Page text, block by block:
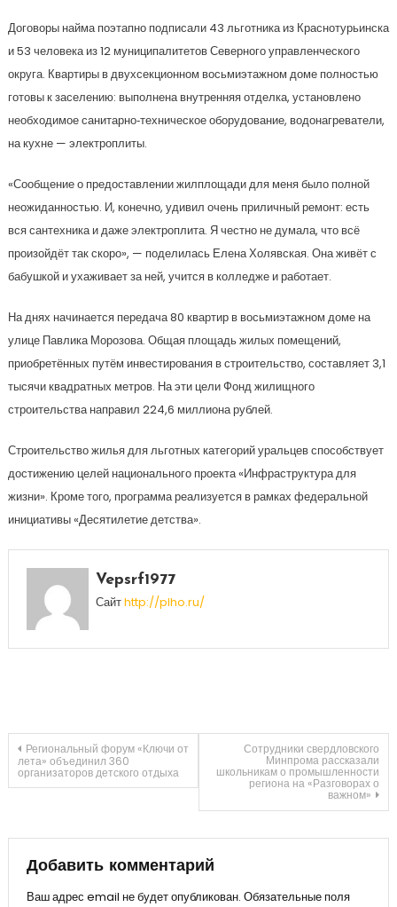
Договоры найма поэтапно подписали 43 льготника из Краснотурьинска
и 53 человека из 12 муниципалитетов Северного управленческого
округа. Квартиры в двухсекционном восьмиэтажном доме полностью
готовы к заселению: выполнена внутренняя отделка, установлено
необходимое санитарно‑техническое оборудование, водонагреватели,
на кухне — электроплиты.
«Сообщение о предоставлении жилплощади для меня было полной
неожиданностью. И, конечно, удивил очень приличный ремонт: есть
вся сантехника и даже электроплита. Я честно не думала, что всё
произойдёт так скоро», — поделилась Елена Холявская. Она живёт с
бабушкой и ухаживает за ней, учится в колледже и работает.
На днях начинается передача 80 квартир в восьмиэтажном доме на
улице Павлика Морозова. Общая площадь жилых помещений,
приобретённых путём инвестирования в строительство, составляет 3,1
тысячи квадратных метров. На эти цели Фонд жилищного
строительства направил 224,6 миллиона рублей.
Строительство жилья для льготных категорий уральцев способствует
достижению целей национального проекта «Инфраструктура для
жизни». Кроме того, программа реализуется в рамках федеральной
инициативы «Десятилетие детства».
Vepsrf1977
Сайтhttp://plho.ru/
Навигация
по
записям
Региональный форум «Ключи от
лета» объединил 360
организаторов детского отдыха
Сотрудники свердловского
Минпрома рассказали
школьникам о промышленности
региона на «Разговорах о
важном»
Добавить комментарий
Ваш адрес email не будет опубликован. Обязательные поля